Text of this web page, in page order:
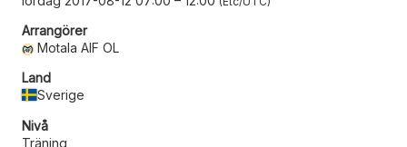
Arrangörer
Motala AIF OL
Land
Sverige
Nivå
Träning